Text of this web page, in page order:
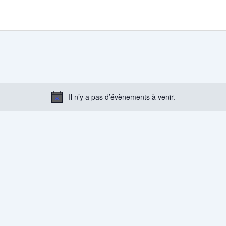
Notice
Il n’y a pas d’évènements à venir.